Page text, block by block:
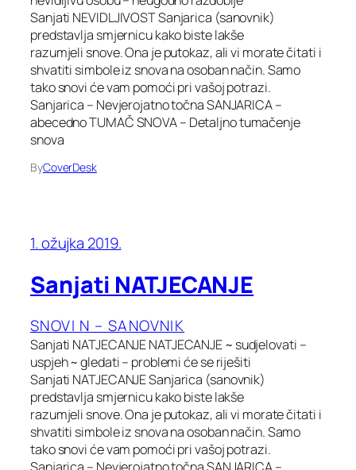
Sanjati NEVIDLJIVOST Sanjarica (sanovnik)
predstavlja smjernicu kako biste lakše
razumjeli snove. Ona je putokaz, ali vi morate čitati i
shvatiti simbole iz snova na osoban način. Samo
tako snovi će vam pomoći pri vašoj potrazi.
Sanjarica – Nevjerojatno točna SANJARICA –
abecedno TUMAČ SNOVA – Detaljno tumačenje
snova
ByCoverDesk
1. ožujka 2019.
Sanjati NATJECANJE
SNOVI N – SANOVNIK
Sanjati NATJECANJE NATJECANJE ~ sudjelovati –
uspjeh ~ gledati – problemi će se riješiti
Sanjati NATJECANJE Sanjarica (sanovnik)
predstavlja smjernicu kako biste lakše
razumjeli snove. Ona je putokaz, ali vi morate čitati i
shvatiti simbole iz snova na osoban način. Samo
tako snovi će vam pomoći pri vašoj potrazi.